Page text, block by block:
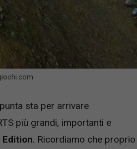
sta per arrivare
più grandi, importanti e
Edition. Ricordiamo che proprio